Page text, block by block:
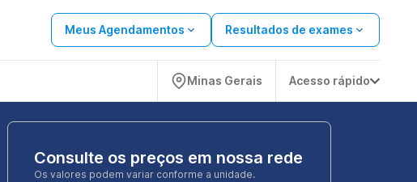
Meus Agendamentos Resultados de exames
Minas Gerais Acesso rápido
Consulte os preços em nossa rede
Os valores podem variar conforme a unidade.